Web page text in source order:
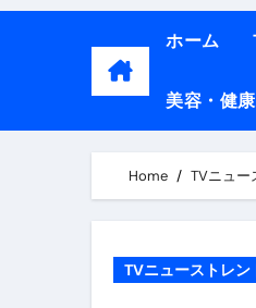
ホーム
美容・健康
Home TVニュー
TVニューストレン